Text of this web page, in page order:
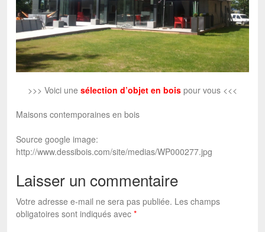
>>> Voici une sélection d’objet en bois pour vous <<<
Maisons contemporaines en bois
Source google image:
http://www.dessibois.com/site/medias/WP000277.jpg
Laisser un commentaire
Votre adresse e-mail ne sera pas publiée. Les champs
obligatoires sont indiqués avec *